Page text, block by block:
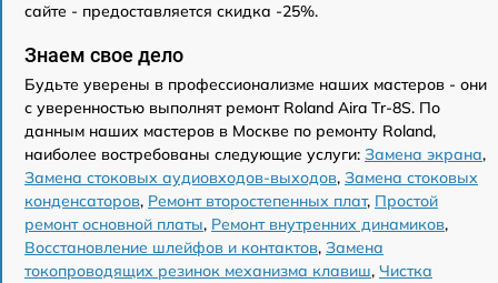
сайте - предоставляется скидка -25%.
Знаем свое дело
Будьте уверены в профессионализме наших мастеров - они
с уверенностью выполнят ремонт Roland Aira Tr-8S. По
данным наших мастеров в Москве по ремонту Roland,
наиболее востребованы следующие услуги: Замена экрана,
Замена стоковых аудиовходов-выходов, Замена стоковых
конденсаторов, Ремонт второстепенных плат, Простой
ремонт основной платы, Ремонт внутренних динамиков,
Восстановление шлейфов и контактов, Замена
токопроводящих резинок механизма клавиш, Чистка